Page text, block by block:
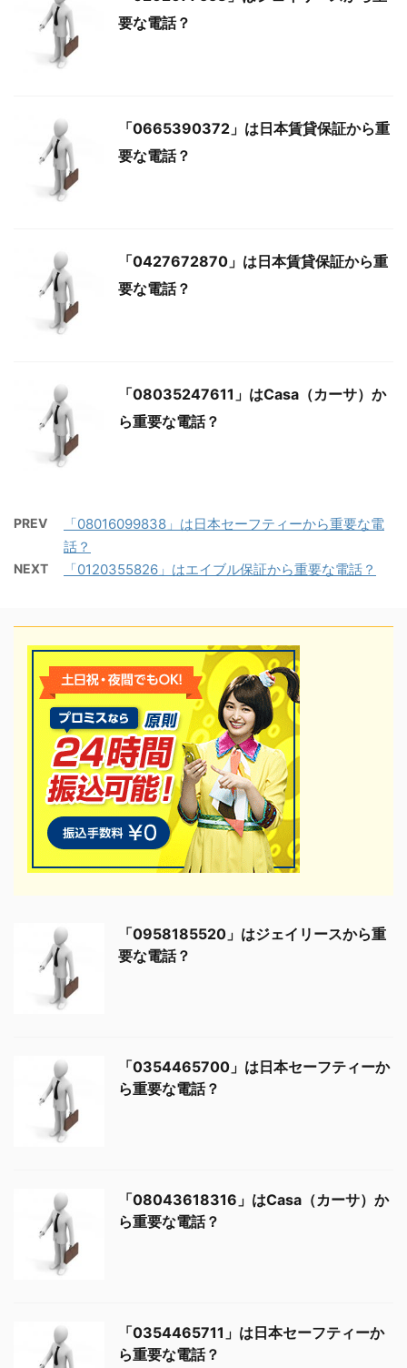
要な電話？
「0665390372」は日本賃貸保証から重
要な電話？
「0427672870」は日本賃貸保証から重
要な電話？
「08035247611」はCasa（カーサ）か
ら重要な電話？
PREV
「08016099838」は日本セーフティーから重要な電
話？
NEXT 「0120355826」はエイブル保証から重要な電話？
「0958185520」はジェイリースから重
要な電話？
「0354465700」は日本セーフティーか
ら重要な電話？
「08043618316」はCasa（カーサ）か
ら重要な電話？
「0354465711」は日本セーフティーか
ら重要な電話？